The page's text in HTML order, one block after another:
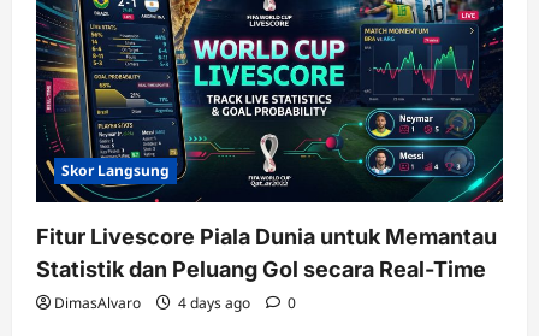
Skor Langsung
Fitur Livescore Piala Dunia untuk Memantau
Statistik dan Peluang Gol secara Real-Time
DimasAlvaro 4 days ago 0